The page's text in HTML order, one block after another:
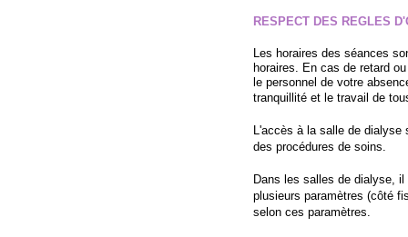
RESPECT DES REGLES
Les horaires des séances​​
horaires. En cas de retard
le personnel de votre
tranquillité et le travail de
L'accès à la salle de
des procédures de soins.
Dans les salles de dialyse,
plusieurs paramètres (côté
selon ces paramètres.